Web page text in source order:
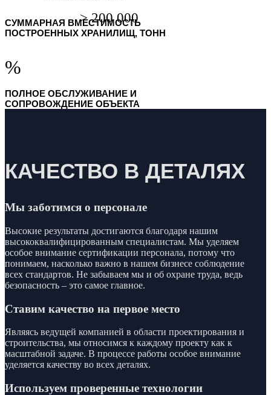
СУММАРНАЯ ВМЕСТИМОСТЬ
ПОСТРОЕННЫХ ХРАНИЛИЩ, ТОНН
%
ПОЛНОЕ ОБСЛУЖИВАНИЕ И
СОПРОВОЖДЕНИЕ ОБЪЕКТА
КАЧЕСТВО В ДЕТАЛЯХ
Мы заботимся о персонале
Высокие результаты достигаются благодаря нашим
высококвалифицированным специалистам. Мы уделяем
особое внимание сертификации персонала, потому что
понимаем, насколько важно в нашем бизнесе соблюдение
всех стандартов. Не забываем мы и об охране труда, ведь
безопасность – это самое главное.
Ставим качество на первое место
Являясь ведущей компанией в области проектирования и
строительства, мы относимся к каждому проекту как к
масштабной задаче. В процессе работы особое внимание
уделяется качеству во всех деталях.
Используем проверенные технологии